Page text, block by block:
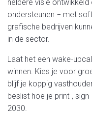
heldere visie
ondersteunen − met
grafische bedrijven
in de sector.
Laat het een wake-
winnen. Kies je voor
blijf je koppig
beslist hoe je print-,
2030.